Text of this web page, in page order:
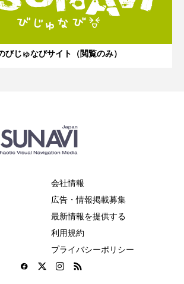
びじゅなびサイト（閲覧のみ）
会社情報
広告・情報掲載募集
最新情報を提供する
利用規約
プライバシーポリシー